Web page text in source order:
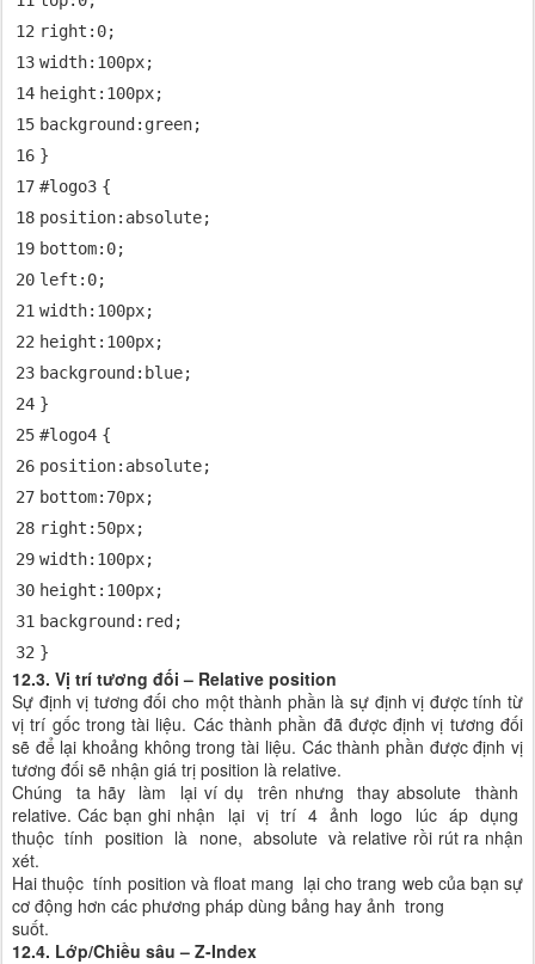
12 right : 0;
13 width: 100px;
14 height : 100px;
15 background : green;
16 }
17 #logo3 {
18 position: absolute;
19 bottom: 0;
20 left : 0;
21 width: 100px;
22 height : 100px;
23 background : blue;
24 }
25 #logo4 {
26 position: absolute;
27 bottom: 70px;
28 right : 50px;
29 width: 100px;
30 height : 100px;
31 background : red ;
32 }
12.3. Vị trí tương đối – Relative position
Sự định vị tương đối cho một thành phần là sự định vị được tính từ
vị trí gốc trong tài liệu. Các thành phần đã được định vị tương đối
sẽ để lại khoảng không trong tài liệu. Các thành phần được định vị
tương đối sẽ nhận giá trị position là relative.
Chúng ta hãy làm lại ví dụ trên nhưng thay absolute thành
relative. Các bạn ghi nhận lại vị trí 4 ảnh logo lúc áp dụng
thuộc tính position là none, absolute và relative rồi rút ra nhận
xét.
Hai thuộc tính position và float mang lại cho trang web của bạn sự
cơ động hơn các phương pháp dùng bảng hay ảnh trong
suốt.
12.4. Lớp/Chiều sâu – Z-Index